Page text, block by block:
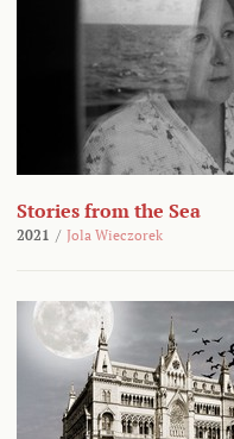
Stories from the Sea
2021 / Jola Wieczorek